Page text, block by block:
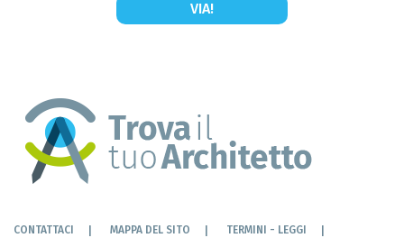
VIA!
CONTATTACI MAPPA DEL SITO TERMINI - LEGGI